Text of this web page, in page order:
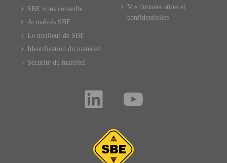
SBE vous conseille
Actualités SBE
Le meilleur de SBE
Identification du matériel
Sécurité du matériel
Vos données sûres et
confidentielles